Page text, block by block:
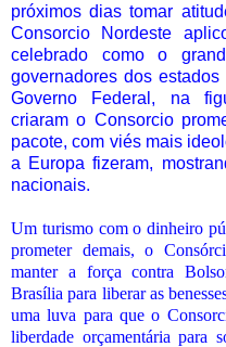
próximos dias tomar
Consorcio Nordeste
celebrado como o
governadores dos
Governo Federal, na
criaram o Consorcio
pacote, com viés mais
a Europa fizeram,
nacionais.
Um turismo com o dinheiro
prometer demais, o
manter a força contra
Brasília para liberar as
uma luva para que o
liberdade orçamentária para